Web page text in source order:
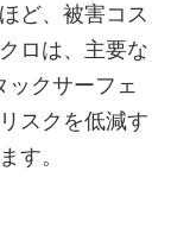
ど、被害コス
ロは、主要な
ックサーフェ
スクを低減す
す。